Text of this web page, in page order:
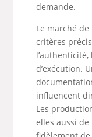
demande.
Le marché de
critères
d’exécution.
influencent
Les
elles aussi de